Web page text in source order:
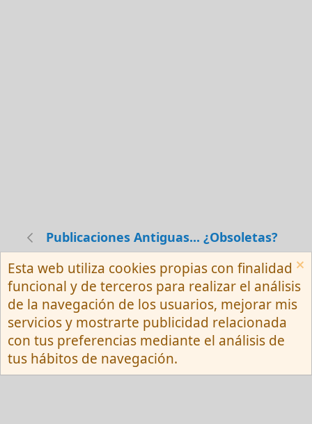
Publicaciones Antiguas... ¿Obsoletas?
Español (Neutro) Tu
Contactarnos
Términos y reglas
Privacy policy
Ayuda
R
S
S
Community platform by XenForo ® © 2010-
2026 XenForo Ltd.
Esta web utiliza cookies propias con finalidad
funcional y de terceros para realizar el análisis
de la navegación de los usuarios, mejorar mis
servicios y mostrarte publicidad relacionada
con tus preferencias mediante el análisis de
tus hábitos de navegación.